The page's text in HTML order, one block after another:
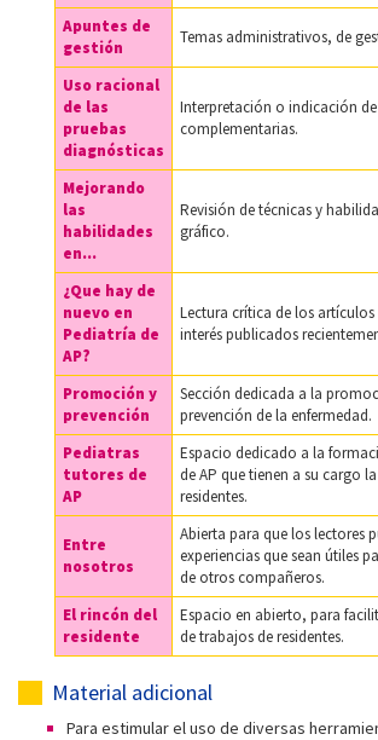
Apuntes de
gestión
Temas administrativos, de
Uso racional
de las
pruebas
diagnósticas
Interpretación o indicación
complementarias.
Mejorando
las
habilidades
en...
Revisión de técnicas y
gráfico.
¿Que hay de
nuevo en
Pediatría de
AP?
Lectura crítica de los artículos
interés publicados
Promoción y
prevención
Sección dedicada a la
prevención de la enfermedad.
Pediatras
tutores de
AP
Espacio dedicado a la
de AP que tienen a su cargo
residentes.
Entre
nosotros
Abierta para que los lectores
experiencias que sean útiles
de otros compañeros.
El rincón del
residente
Espacio en abierto, para
de trabajos de residentes.
Material adicional
Para estimular el uso de diversas